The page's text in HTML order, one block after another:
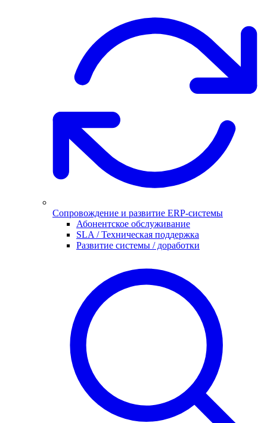
Сопровождение и развитие ERP-системы
Абонентское обслуживание
SLA / Техническая поддержка
Развитие системы / доработки